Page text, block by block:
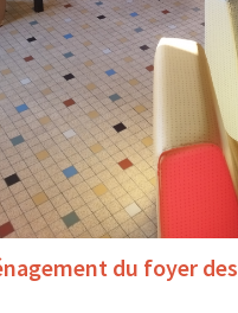
du foyer des